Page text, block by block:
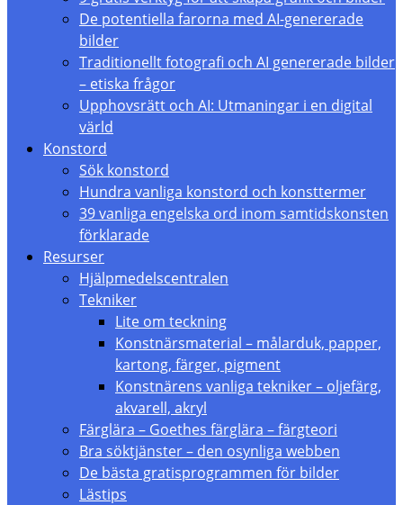
De potentiella farorna med AI-genererade
bilder
Traditionellt fotografi och AI genererade bilder
– etiska frågor
Upphovsrätt och AI: Utmaningar i en digital
värld
Konstord
Sök konstord
Hundra vanliga konstord och konsttermer
39 vanliga engelska ord inom samtidskonsten
förklarade
Resurser
Hjälpmedelscentralen
Tekniker
Lite om teckning
Konstnärsmaterial – målarduk, papper,
kartong, färger, pigment
Konstnärens vanliga tekniker – oljefärg,
akvarell, akryl
Färglära – Goethes färglära – färgteori
Bra söktjänster – den osynliga webben
De bästa gratisprogrammen för bilder
Lästips